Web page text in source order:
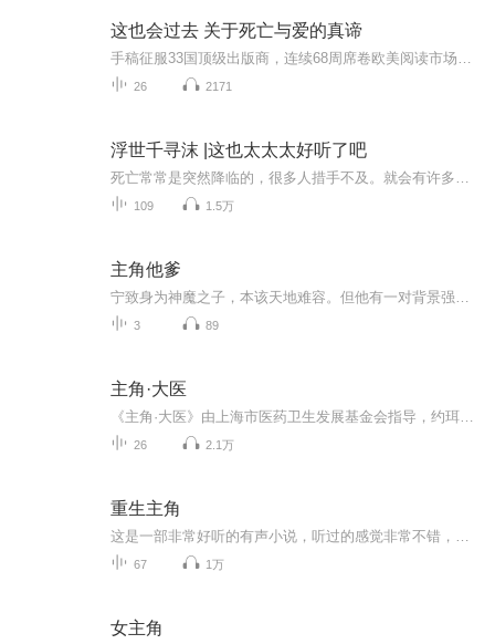
这也会过去 关于死亡与爱的真谛
26 2171
浮世千寻沫 |这也太太太好听了吧
109 1.5万
主角他爹
3 89
主角·大医
26 2.1万
重生主角
67 1万
女主角